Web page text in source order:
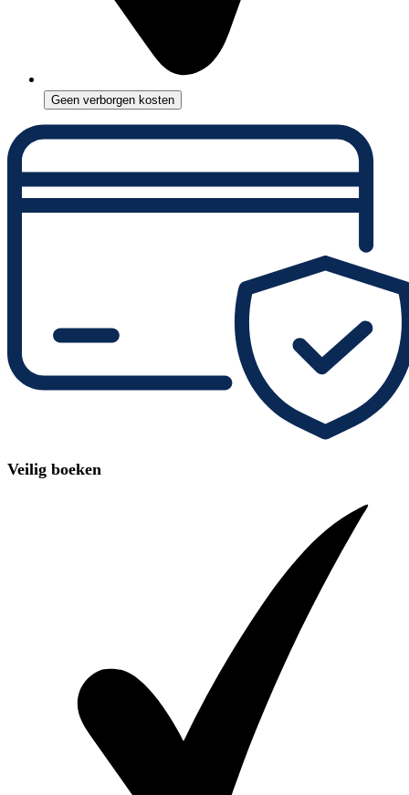
Geen verborgen kosten
Veilig boeken